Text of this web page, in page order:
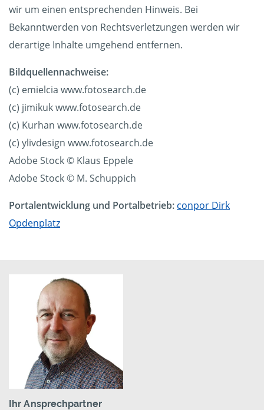
wir um einen entsprechenden Hinweis. Bei
Bekanntwerden von Rechtsverletzungen werden wir
derartige Inhalte umgehend entfernen.
Bildquellennachweise:
(c) emielcia www.fotosearch.de
(c) jimikuk www.fotosearch.de
(c) Kurhan www.fotosearch.de
(c) ylivdesign www.fotosearch.de
Adobe Stock © Klaus Eppele
Adobe Stock © M. Schuppich
Portalentwicklung und Portalbetrieb: conpor Dirk
Opdenplatz
Ihr Ansprechpartner